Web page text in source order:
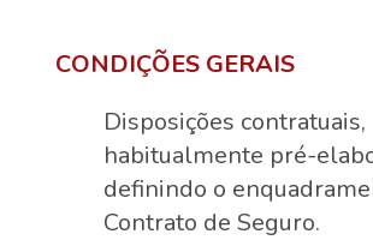
CONDIÇÕES GERAIS
Disposições contratuais,
habitualmente pré-
definindo o
Contrato de Seguro.